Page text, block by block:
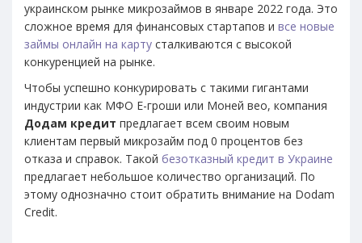
украинском рынке микрозаймов в январе 2022 года. Это
сложное время для финансовых стартапов и все новые
займы онлайн на карту сталкиваются с высокой
конкуренцией на рынке.
Чтобы успешно конкурировать с такими гигантами
индустрии как МФО Е-гроши или Моней вео, компания
Додам кредит предлагает всем своим новым
клиентам первый микрозайм под 0 процентов без
отказа и справок. Такой безотказный кредит в Украине
предлагает небольшое количество организаций. По
этому однозначно стоит обратить внимание на Dodam
Credit.